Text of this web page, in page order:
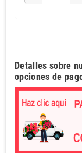
Detalles sobre
opciones de